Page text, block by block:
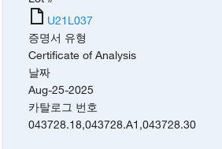
U21L037
증명서 유형
Certificate of Analysis
날짜
Aug-25-2025
카탈로그 번호
043728.18,043728.A1 ,043728.30